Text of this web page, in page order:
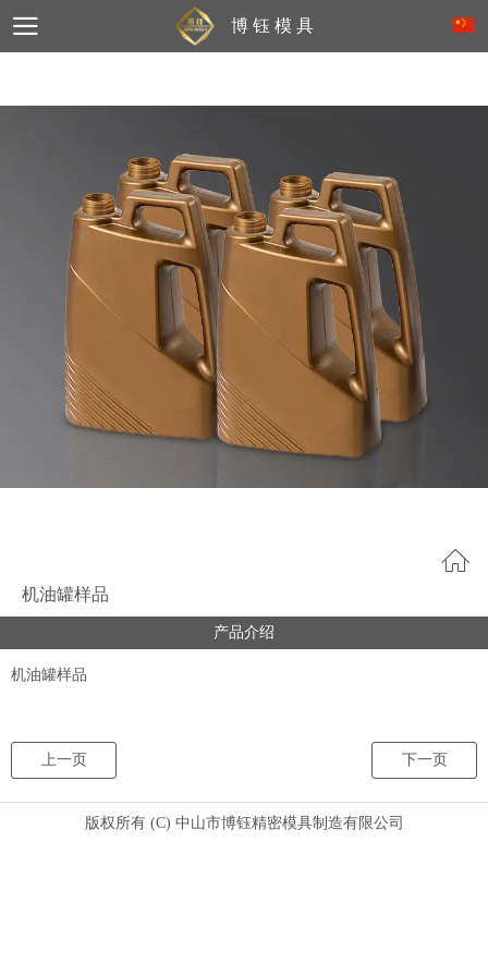
博 钰 模 具
机油罐样品
产品介绍
机油罐样品
上一页 下一页
版权所有 (C) 中山市博钰精密模具制造有限公司